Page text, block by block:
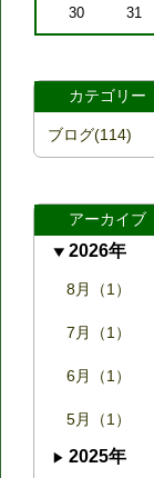
30
31
カテゴリー
ブログ(114)
アーカイブ
2026年
8月（1）
7月（1）
6月（1）
5月（1）
2025年